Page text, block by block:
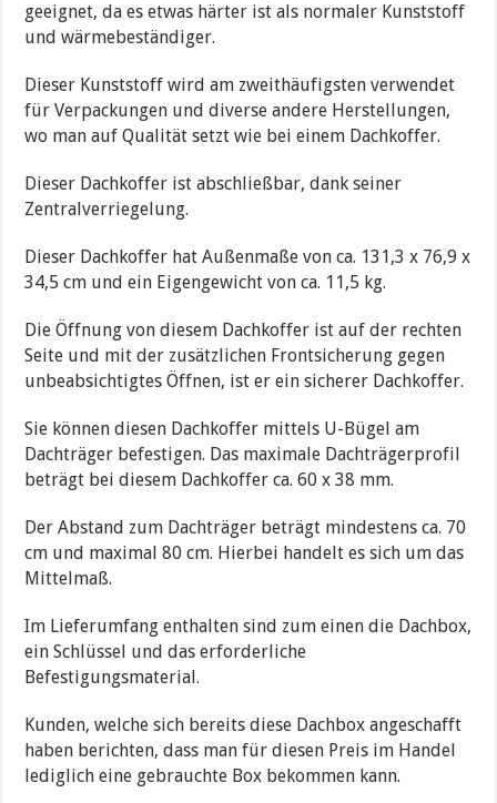
geeignet, da es etwas härter ist als normaler Kunststoff
und wärmebeständiger.
Dieser Kunststoff wird am zweithäufigsten verwendet
für Verpackungen und diverse andere Herstellungen,
wo man auf Qualität setzt wie bei einem Dachkoffer.
Dieser Dachkoffer ist abschließbar, dank seiner
Zentralverriegelung.
Dieser Dachkoffer hat Außenmaße von ca. 131,3 x 76,9 x
34,5 cm und ein Eigengewicht von ca. 11,5 kg.
Die Öffnung von diesem Dachkoffer ist auf der rechten
Seite und mit der zusätzlichen Frontsicherung gegen
unbeabsichtigtes Öffnen, ist er ein sicherer Dachkoffer.
Sie können diesen Dachkoffer mittels U-Bügel am
Dachträger befestigen. Das maximale Dachträgerprofil
beträgt bei diesem Dachkoffer ca. 60 x 38 mm.
Der Abstand zum Dachträger beträgt mindestens ca. 70
cm und maximal 80 cm. Hierbei handelt es sich um das
Mittelmaß.
Im Lieferumfang enthalten sind zum einen die Dachbox,
ein Schlüssel und das erforderliche
Befestigungsmaterial.
Kunden, welche sich bereits diese Dachbox angeschafft
haben berichten, dass man für diesen Preis im Handel
lediglich eine gebrauchte Box bekommen kann.